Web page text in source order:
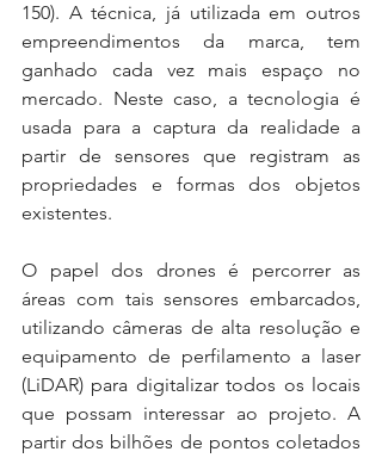
150). A técnica, já utilizada em outros
empreendimentos da marca, tem
ganhado cada vez mais espaço no
mercado. Neste caso, a tecnologia é
usada para a captura da realidade a
partir de sensores que registram as
propriedades e formas dos objetos
existentes.
O papel dos drones é percorrer as
áreas com tais sensores embarcados,
utilizando câmeras de alta resolução e
equipamento de perfilamento a laser
(LiDAR) para digitalizar todos os locais
que possam interessar ao projeto. A
partir dos bilhões de pontos coletados